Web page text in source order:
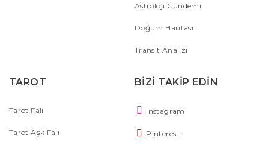
Astroloji Gündemi
Doğum Haritası
Transit Analizi
TAROT
Tarot Falı
Tarot Aşk Falı
BİZİ TAKİP EDİN
Instagram
Pinterest